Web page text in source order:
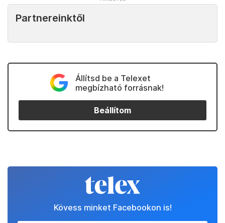
Partnereinktől
Állítsd be a Telexet
megbízható forrásnak!
Beállítom
Kövess minket Facebookon is!